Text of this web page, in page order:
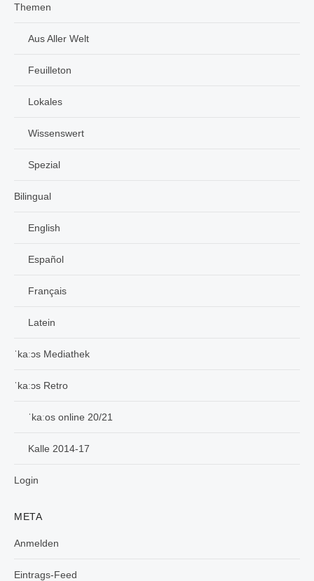
Themen
Aus Aller Welt
Feuilleton
Lokales
Wissenswert
Spezial
Bilingual
English
Español
Français
Latein
ˈkaːɔs Mediathek
ˈkaːɔs Retro
ˈkaːos online 20/21
Kalle 2014-17
Login
META
Anmelden
Eintrags-Feed